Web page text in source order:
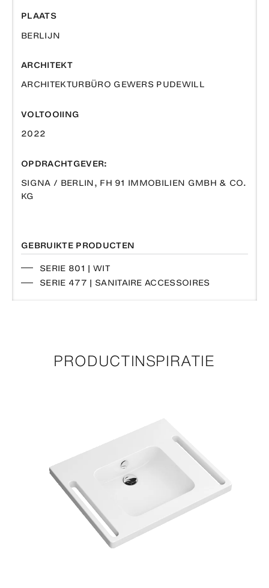
PLAATS
BERLIJN
ARCHITEKT
ARCHITEKTURBÜRO GEWERS PUDEWILL
VOLTOOIING
2022
OPDRACHTGEVER:
SIGNA / BERLIN, FH 91 IMMOBILIEN GMBH & CO.
KG
GEBRUIKTE PRODUCTEN
SERIE 801 | WIT
SERIE 477 | SANITAIRE ACCESSOIRES
PRODUCTINSPIRATIE